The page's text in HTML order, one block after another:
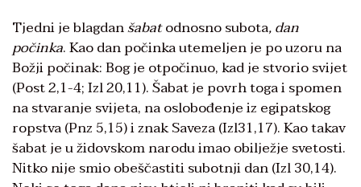
Tjedni je blagdanšabatodnosno subota, dan
počinka. Kao dan počinka utemeljen je po uzoru na
Božji počinak: Bog je otpočinuo, kad je stvorio svijet
(Post 2,1-4; Izl 20,11). Šabat je povrh toga i spomen
na stvaranje svijeta, na oslobođenje iz egipatskog
ropstva (Pnz 5,15) i znak Saveza (Izl31,17). Kao takav
šabat je u židovskom narodu imao obilježje svetosti.
Nitko nije smio obeščastiti subotnji dan (Izl 30,14).